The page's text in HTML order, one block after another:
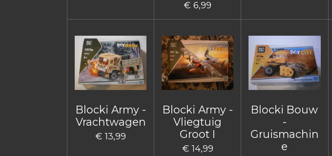
€ 6,99
Blocki Army -
Vrachtwagen
€ 13,99
Blocki Army -
Vliegtuig
Groot I
€ 14,99
Blocki Bouw
-
Gruismachin
e